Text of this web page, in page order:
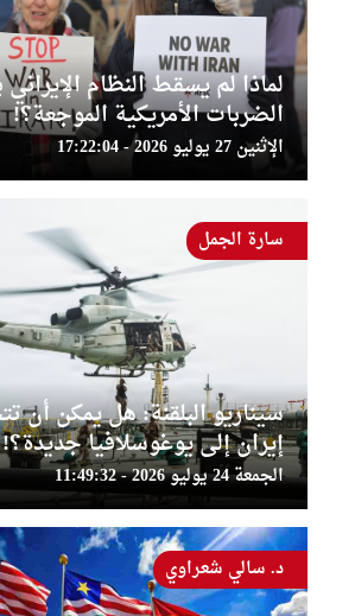
لماذا لم يسقط النظام
الضربات الأمريكية الموجعة؟!
الإثنين 27 يوليو 2026 - 17:22:04
سيناريو البلقنة: هل يمكن أن
إيران إلى يوغوسلافيا جديدة؟!
الجمعة 24 يوليو 2026 - 11:49:32
سارة الجمل
د. سالي شعراوي